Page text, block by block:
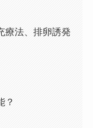
療法、排卵誘発
？